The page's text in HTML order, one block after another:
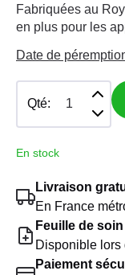
Fabriquées au
en plus pour les
Date de
Qté:
En stock
Livraison
En France
Feuille de soin
Disponible lors
Paiement